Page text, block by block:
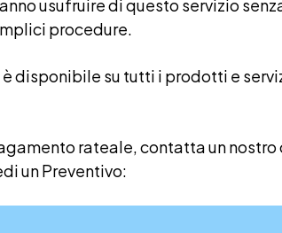
usufruire di questo servizio
procedure.
disponibile su tutti i prodotti e
rateale, contatta un nostro
un Preventivo: